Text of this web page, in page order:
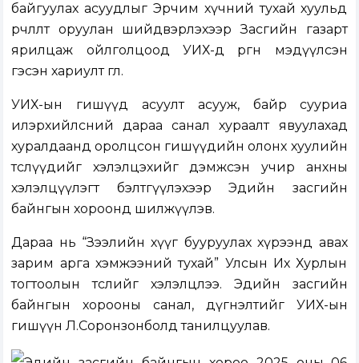
байгуулах асуудлыг Эрчим хүчний тухай хуульд
өөрчлөлт оруулан шийдвэрлэхээр Засгийн газарт
ярилцаж ойлголцоод УИХ-д өргөн мэдүүлсэн
гэсэн хариулт өглөө.
УИХ-ын гишүүд асуулт асууж, байр сууриа
илэрхийлсний дараа санал хураалт явуулахад
хуралдаанд оролцсон гишүүдийн олонх хуулийн
төслүүдийг хэлэлцэхийг дэмжсэн учир анхны
хэлэлцүүлэгт бэлтгүүлэхээр Эдийн засгийн
байнгын хороонд шилжүүлэв.
Дараа нь “Зээлийн хүүг бууруулах хүрээнд авах
зарим арга хэмжээний тухай” Улсын Их Хурлын
тогтоолын төслийг хэлэлцлээ. Эдийн засгийн
байнгын хорооны санал, дүгнэлтийг УИХ-ын
гишүүн Л.Соронзонболд танилцуулав.